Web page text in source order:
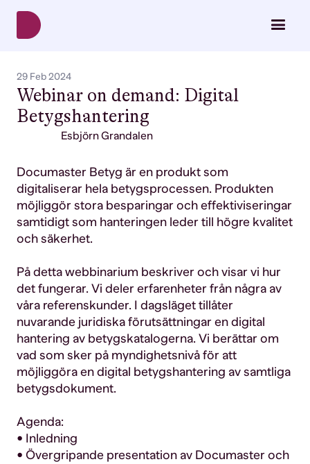
29 Feb 2024
Webinar on demand: Digital
Betygshantering
Esbjörn Grandalen
Documaster Betyg är en produkt som
digitaliserar hela betygsprocessen. Produkten
möjliggör stora besparingar och effektiviseringar
samtidigt som hanteringen leder till högre kvalitet
och säkerhet.
På detta webbinarium beskriver och visar vi hur
det fungerar. Vi deler erfarenheter från några av
våra referenskunder. I dagsläget tillåter
nuvarande juridiska förutsättningar en digital
hantering av betygskatalogerna. Vi berättar om
vad som sker på myndighetsnivå för att
möjliggöra en digital betygshantering av samtliga
betygsdokument.
Agenda:
• Inledning
• Övergripande presentation av Documaster och